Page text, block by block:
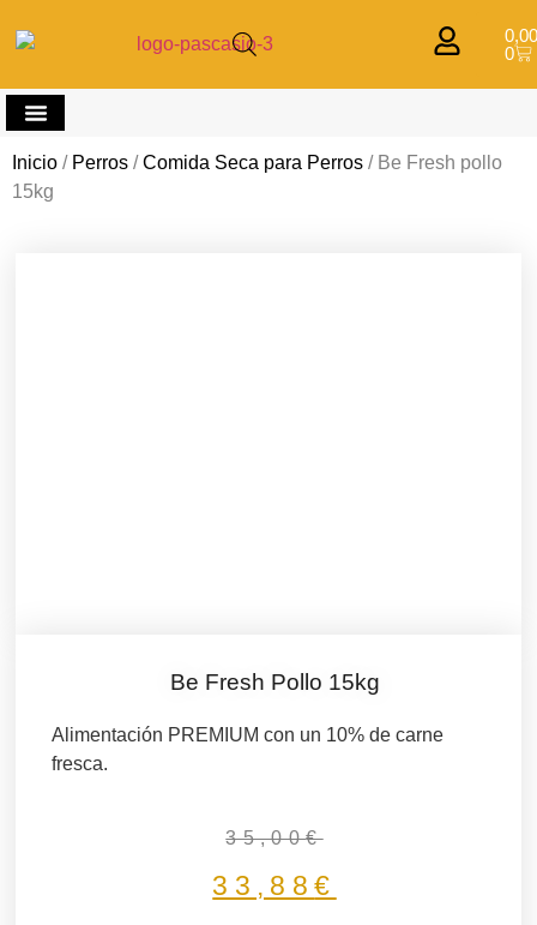
0
Inicio / Perros /Comida Seca para Perros / Be Fresh pollo
15kg
Be Fresh Pollo 15kg
Alimentación PREMIUM con un 10% de carne
fresca.
35,00€
33,88€